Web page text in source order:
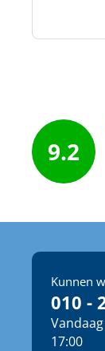
9.2
Kunnen
010 -
17:00